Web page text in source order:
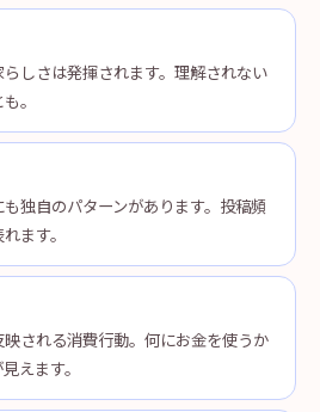
しさは発揮されます。理解されない
。
独自のパターンがあります。投稿頻
ます。
される消費行動。何にお金を使うか
えます。